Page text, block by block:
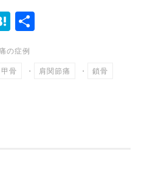
H
at
en
a
の症例
甲骨 ・ 肩関節痛 ・ 鎖骨